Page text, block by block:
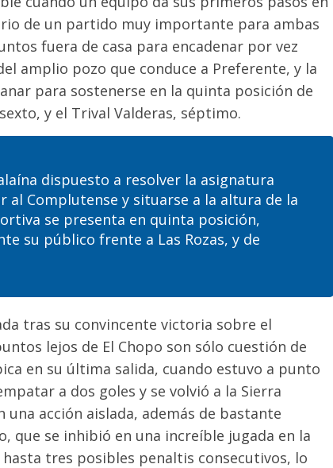
de un partido muy importante para ambas
fuera de casa para encadenar por vez
amplio pozo que conduce a Preferente, y la
para sostenerse en la quinta posición de
y el Trival Valderas, séptimo.
dispuesto a resolver la asignatura
al Complutense y situarse a la altura de la
se presenta en quinta posición,
su público frente a Las Rozas, y de
tras su convincente victoria sobre el
lejos de El Chopo son sólo cuestión de
en su última salida, cuando estuvo a punto
a dos goles y se volvió a la Sierra
una acción aislada, además de bastante
que se inhibió en una increíble jugada en la
tres posibles penaltis consecutivos, lo